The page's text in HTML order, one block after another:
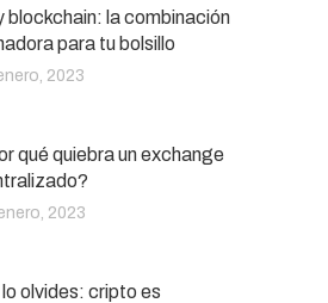
blockchain: la combinación
para tu bolsillo
2023
qué quiebra un exchange
2023
olvides: cripto es